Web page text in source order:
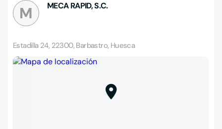
M MECA RAPID, S.C.
Estadilla 24, 22300, Barbastro, Huesca